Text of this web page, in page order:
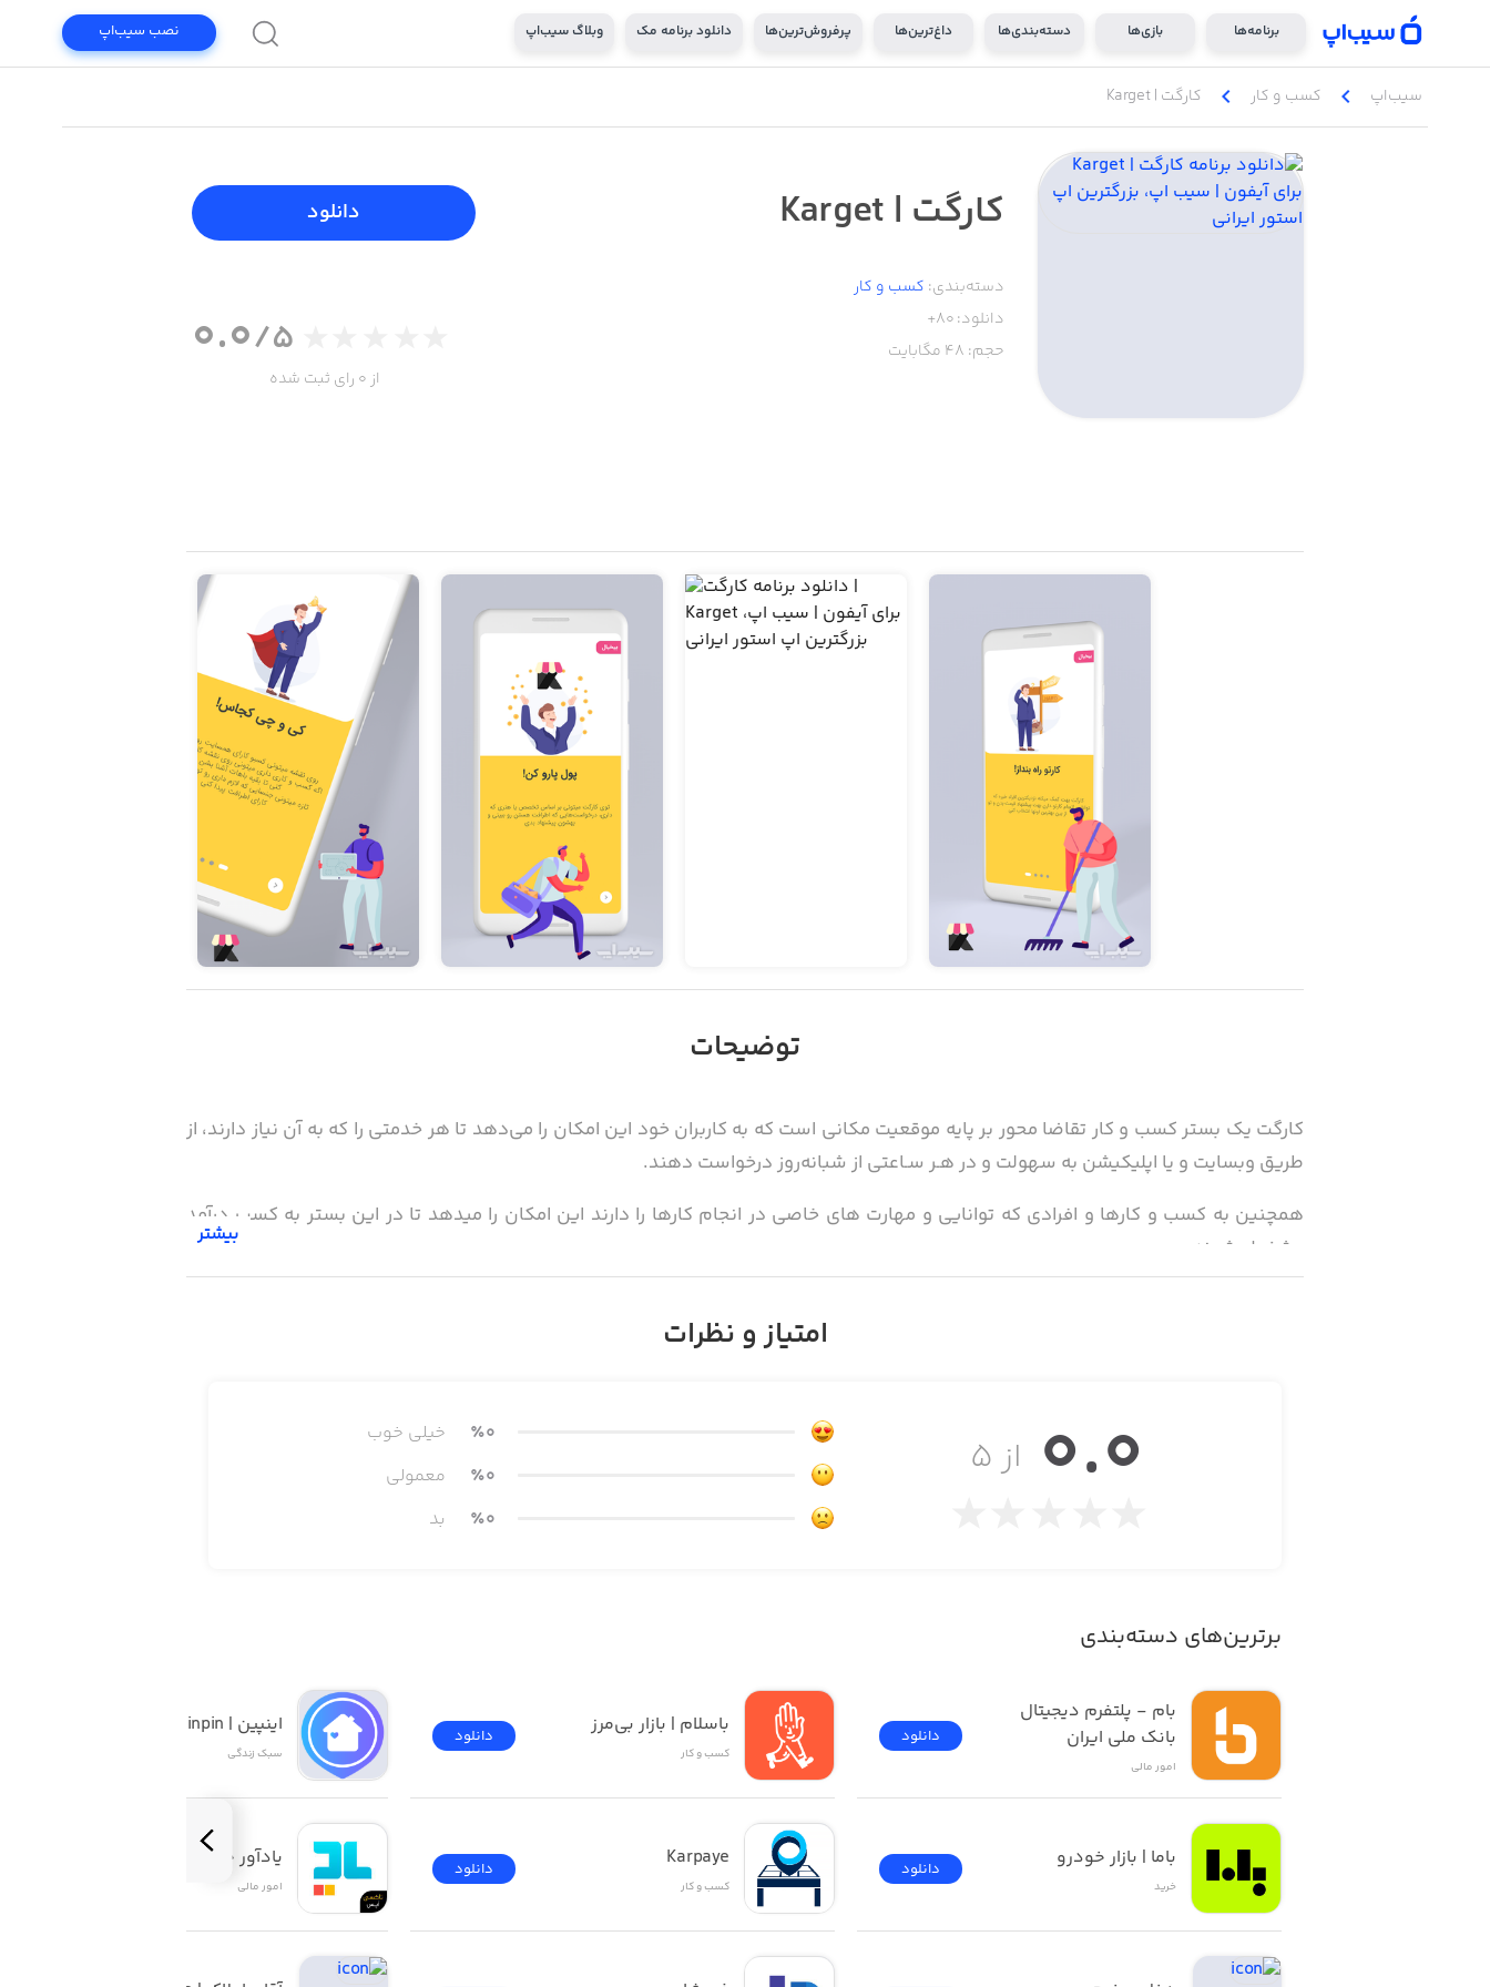
برنامه‌ها بازی‌ها دسته‌بندی‌ها داغ‌ترین‌ها پرفروش‌ترین‌ها دانلود برنامه مک وبلاگ سیب‌اپ نصب سیب‌اپ
سیب‌اپ chevron_left کسب‌ و ‌کار chevron_left کارگت | Karget
کارگت | Karget
دسته‌بندی: کسب‌ و ‌کار
دانلود:80+
حجم: 48 مگابایت
دانلود
0.0/5
از 0 رای ثبت شده
توضیحات
کارگت یک بستر کسب و کار تقاضا محور بر پایه موقعیت مکانی است که به کاربران خود این امکان را می‌دهد تا هر خدمتی را که به آن نیاز دارند، از
طریق وبسایت و یا اپلیکیشن به سهولت و در هـر سـاعتی از شبانه‌روز درخواست دهند.
همچنین به کسب و کارها و افرادی که توانایی و مهارت های خاصی در انجام کارها را دارند این امکان را میدهد تا در این بستر به کسب درآمد
مشغول شوند.
بیشتر
امتیاز و نظرات
از ۵ 0.0 ٪0
خیلی خوب
٪0
معمولی
٪0 بد
برترین‌های دسته‌بندی
بانک ملی ایران
امور ‌مالی
دانلود
باما | بازار خودرو
خرید
دانلود
باسلام | بازار بی‌مرز
کسب‌ و ‌کار
دانلود
Karpaye
کسب‌ و ‌کار
دانلود
اینپین | inpin
سبک زندگی
یادآور چک ۲
امور ‌مالی